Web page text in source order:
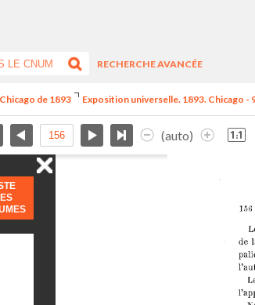
RECHERCHE AVANCÉE
de 1893 Exposition universelle. 1893. Chicago -
(auto)